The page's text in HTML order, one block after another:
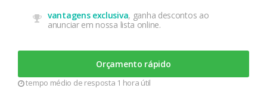
vantagens exclusiva, ganha descontos ao
anunciar em nossa lista online.
Orçamento rápido
tempo médio de resposta 1 hora útil